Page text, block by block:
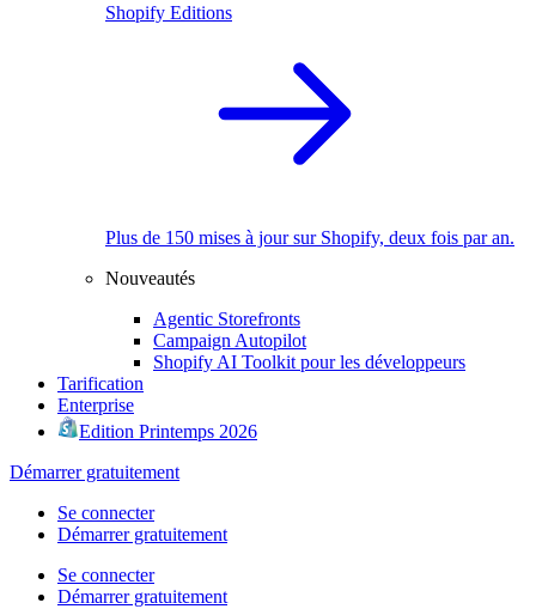
Shopify Editions
Plus de 150 mises à jour sur Shopify, deux fois par an.
Nouveautés
Agentic Storefronts
Campaign Autopilot
Shopify AI Toolkit pour les développeurs
Tarification
Enterprise
Edition Printemps 2026
Démarrer gratuitement
Se connecter
Démarrer gratuitement
Se connecter
Démarrer gratuitement